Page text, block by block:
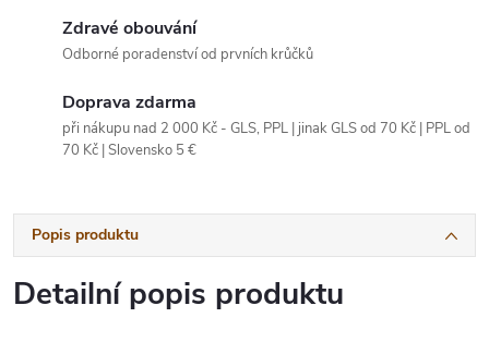
Zdravé obouvání
Odborné poradenství od prvních krůčků
Doprava zdarma
při nákupu nad 2 000 Kč - GLS, PPL | jinak GLS od 70 Kč | PPL od
70 Kč | Slovensko 5 €
Popis produktu
Detailní popis produktu